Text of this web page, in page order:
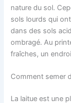
nature du sol.
sols lourds qui
dans des sols
ombragé. Au
fraîches, un
Comment semer
La laitue est une